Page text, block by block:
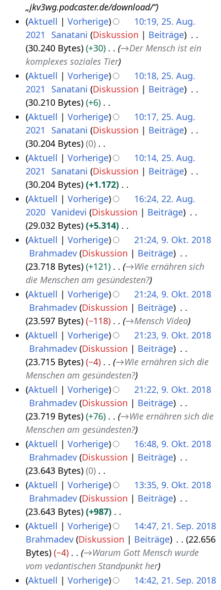
e
i
t
u
n
g
s
z
u
s
a
m
m
e
n
f
a
s
u
n
g
e
2
„jkv3wg.podcaster.de/download/“
A
u
2
1
Aktuell Vorherige
10:19, 25. Aug.
2021
Sanatani Diskussion
Beiträge
30.240 Bytes
+30 →Der Mensch ist ein
komplexes soziales Tier
Aktuell
Vorherige
10:18, 25. Aug.
2021
Sanatani Diskussion
Beiträge
30.210 Bytes
+6
K
e
i
n
e
B
e
a
r
b
e
i
t
u
n
g
s
z
u
s
a
m
m
e
n
f
a
s
s
u
n
g
Aktuell Vorherige
10:17, 25. Aug.
2021
Sanatani Diskussion
Beiträge
30.204 Bytes
0
K
e
i
n
e
B
e
a
r
b
e
i
t
u
n
g
s
u
a
m
m
n
f
a
s
s
u
n
g
Aktuell Vorherige
10:14, 25. Aug.
2021
Sanatani Diskussion
Beiträge
30.204 Bytes
+1.172
K
e
i
n
B
e
a
b
e
i
t
u
n
g
s
z
s
a
m
m
n
f
a
s
s
u
u
2
Aktuell Vorherige
16:24, 22. Aug.
2020 Vanidevi Diskussion
Beiträge
29.032 Bytes
+5.314
K
i
n
e
B
e
a
b
e
i
t
u
n
g
s
z
u
s
a
m
m
e
n
f
a
k
b
0
Aktuell Vorherige
21:24, 9. Okt. 2018
Brahmadev Diskussion
Beiträge
23.718 Bytes
+121 →Wie ernähren sich
die Menschen am gesündesten?
Aktuell
Vorherige
21:24, 9. Okt. 2018
Brahmadev Diskussion
Beiträge
23.597 Bytes
−118 →Mensch Video
Aktuell
Vorherige
21:23, 9. Okt. 2018
Brahmadev Diskussion
Beiträge
23.715 Bytes
−4 →Wie ernähren sich die
Menschen am gesündesten?
Aktuell
Vorherige
21:22, 9. Okt. 2018
Brahmadev Diskussion
Beiträge
23.719 Bytes
+76 →Wie ernähren sich die
Menschen am gesündesten?
Aktuell
Vorherige
16:48, 9. Okt. 2018
Brahmadev Diskussion
Beiträge
23.643 Bytes
0
K
i
n
e
B
e
a
Aktuell Vorherige
13:35, 9. Okt. 2018
Brahmadev Diskussion
Beiträge
23.643 Bytes
+987
K
e
i
n
e
S
Aktuell Vorherige
14:47, 21. Sep. 2018
Brahmadev Diskussion Beiträge
22.656
Bytes
−4 →Warum Gott Mensch wurde
vom vedantischen Standpunkt her
Aktuell
Vorherige
14:42, 21. Sep. 2018